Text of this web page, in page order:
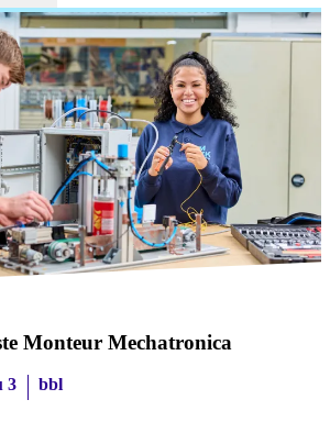
Monteur Mechatronica
3 bbl